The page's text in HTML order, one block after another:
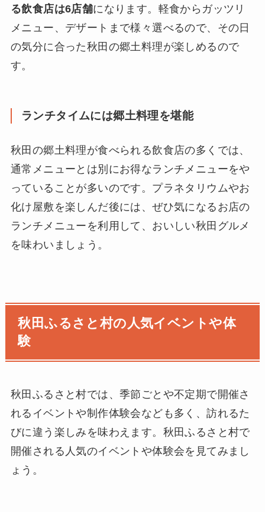
る飲食店は6店舗になります。軽食からガッツリ
メニュー、デザートまで様々選べるので、その日
の気分に合った秋田の郷土料理が楽しめるので
す。
ランチタイムには郷土料理を堪能
秋田の郷土料理が食べられる飲食店の多くでは、
通常メニューとは別にお得なランチメニューをや
っていることが多いのです。プラネタリウムやお
化け屋敷を楽しんだ後には、ぜひ気になるお店の
ランチメニューを利用して、おいしい秋田グルメ
を味わいましょう。
秋田ふるさと村の人気イベントや体
験
秋田ふるさと村では、季節ごとや不定期で開催さ
れるイベントや制作体験会なども多く、訪れるた
びに違う楽しみを味わえます。秋田ふるさと村で
開催される人気のイベントや体験会を見てみまし
ょう。